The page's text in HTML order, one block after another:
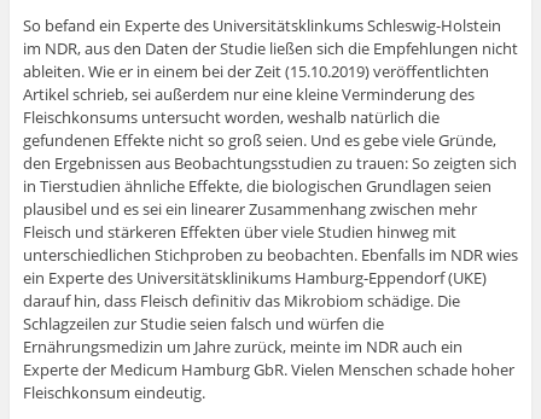
So befand ein Experte des Universitätsklinkums Schleswig-Holstein
im NDR, aus den Daten der Studie ließen sich die Empfehlungen nicht
ableiten. Wie er in einem bei der Zeit (15.10.2019) veröffentlichten
Artikel schrieb, sei außerdem nur eine kleine Verminderung des
Fleischkonsums untersucht worden, weshalb natürlich die
gefundenen Effekte nicht so groß seien. Und es gebe viele Gründe,
den Ergebnissen aus Beobachtungsstudien zu trauen: So zeigten sich
in Tierstudien ähnliche Effekte, die biologischen Grundlagen seien
plausibel und es sei ein linearer Zusammenhang zwischen mehr
Fleisch und stärkeren Effekten über viele Studien hinweg mit
unterschiedlichen Stichproben zu beobachten. Ebenfalls im NDR wies
ein Experte des Universitätsklinikums Hamburg-Eppendorf (UKE)
darauf hin, dass Fleisch definitiv das Mikrobiom schädige. Die
Schlagzeilen zur Studie seien falsch und würfen die
Ernährungsmedizin um Jahre zurück, meinte im NDR auch ein
Experte der Medicum Hamburg GbR. Vielen Menschen schade hoher
Fleischkonsum eindeutig.